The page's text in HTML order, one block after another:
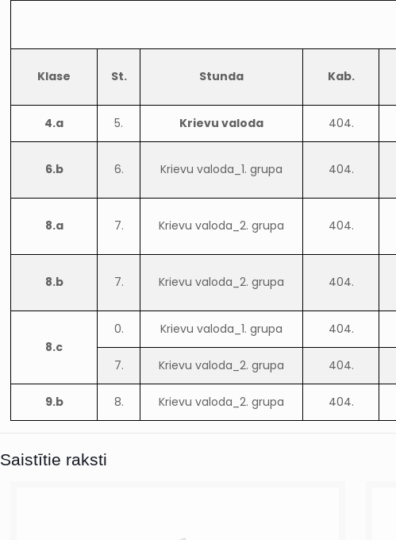
Klase St. Stunda Kab.
4.a 5. Krievu valoda 404.
6.b 6. Krievu valoda_1. grupa 404.
8.a 7. Krievu valoda_2. grupa 404.
8.b 7. Krievu valoda_2. grupa 404.
8.c
0. Krievu valoda_1. grupa 404.
7. Krievu valoda_2. grupa 404.
9.b 8. Krievu valoda_2. grupa 404.
Saistītie raksti